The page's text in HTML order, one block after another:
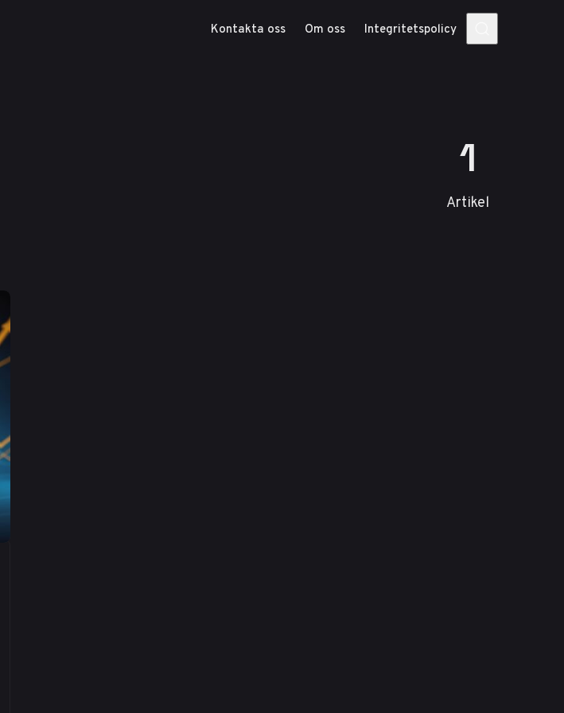
Kontakta oss Om oss Integritetspolicy
1
Artikel